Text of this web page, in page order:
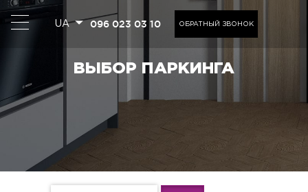
UA 096 023 03 10 ОБРАТНЫЙ ЗВОНОК
ВЫБОР ПАРКИНГА